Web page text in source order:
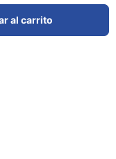
al carrito